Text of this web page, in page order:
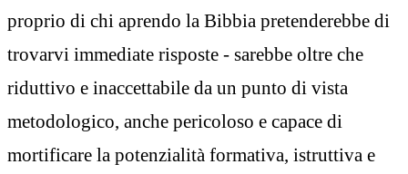
proprio di chi aprendo la Bibbia pretenderebbe di
trovarvi immediate risposte - sarebbe oltre che
riduttivo e inaccettabile da un punto di vista
metodologico, anche pericoloso e capace di
mortificare la potenzialità formativa, istruttiva e